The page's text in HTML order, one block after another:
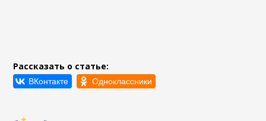
Рассказать о статье: